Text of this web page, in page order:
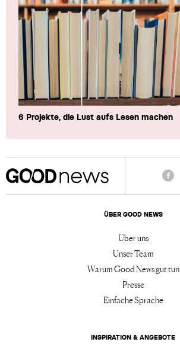
6 Projekte, die Lust aufs Lesen machen
ÜBER GOOD NEWS
Über uns
Unser Team
Warum Good News gut tun
Presse
Einfache Sprache
INSPIRATION & ANGEBOTE